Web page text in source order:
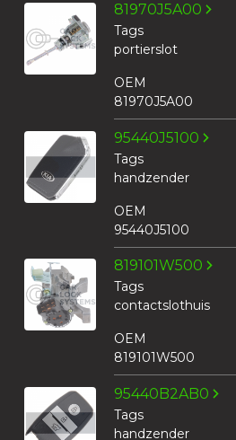
81970J5A00
Tags
portierslot
OEM
81970J5A00
95440J5100
Tags
handzender
OEM
95440J5100
819101W500
Tags
contactslothuis
OEM
819101W500
95440B2AB0
Tags
handzender